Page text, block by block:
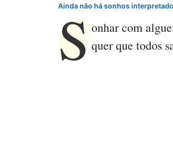
Ainda não há sonhos
S onhar com
quer que todos